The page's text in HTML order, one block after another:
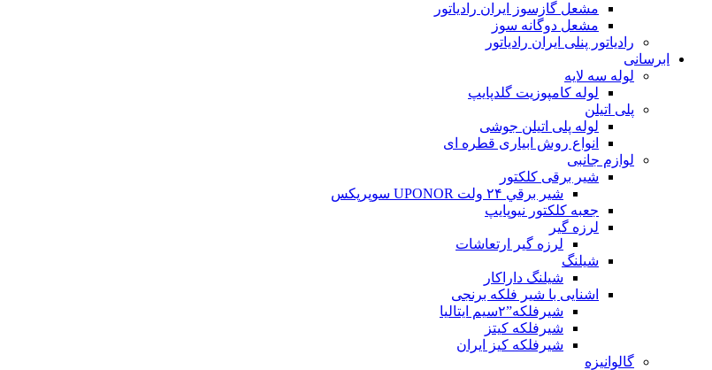
مشعل گازسوز ایران رادیاتور
مشعل دوگانه سوز
رادیاتور پنلی ایران رادیاتور
ابرسانی
لوله سه لایه
لوله کامپوزیت گلدپایپ
پلی اتیلن
لوله پلی اتیلن جوشی
انواع روش ابیاری قطره ای
لوازم جانبی
شیر برقی کلکتور
شير برقي ۲۴ ولت UPONOR سوپرپکس
جعبه کلکتور نیوپایپ
لرزه گیر
لرزه گیر ارتعاشات
شیلنگ
شیلنگ داراکار
اشنایی با شیر فلکه برنجی
شیرفلکه”۲سیم ایتالیا
شیرفلکه کیتز
شیرفلکه کیز ایران
گالوانیزه